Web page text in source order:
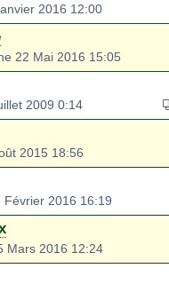
2016 12:00
22 Mai 2016 15:05
2009 0:14
2015 18:56
Février 2016 16:19
Mars 2016 12:24